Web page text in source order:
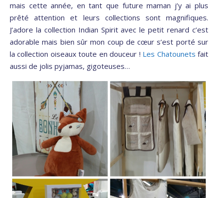
mais cette année, en tant que future maman j’y ai plus
prêté attention et leurs collections sont magnifiques.
J’adore la collection Indian Spirit avec le petit renard c’est
adorable mais bien sûr mon coup de cœur s’est porté sur
la collection oiseaux toute en douceur ! Les Chatounets fait
aussi de jolis pyjamas, gigoteuses…